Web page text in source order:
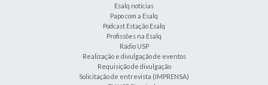
Esalq notícias
Papo com a Esalq
Podcast Estação Esalq
Profissões na Esalq
Rádio USP
Realização e divulgação de eventos
Requisição de divulgação
Solicitação de entrevista (IMPRENSA)